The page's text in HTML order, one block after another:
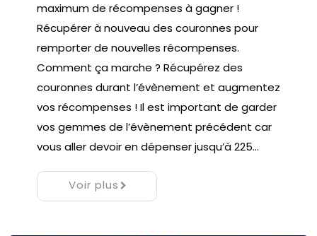
maximum de récompenses à gagner !
Récupérer à nouveau des couronnes pour
remporter de nouvelles récompenses.
Comment ça marche ? Récupérez des
couronnes durant l’évènement et augmentez
vos récompenses ! Il est important de garder
vos gemmes de l’évènement précédent car
vous aller devoir en dépenser jusqu’à 225…
Voir plus